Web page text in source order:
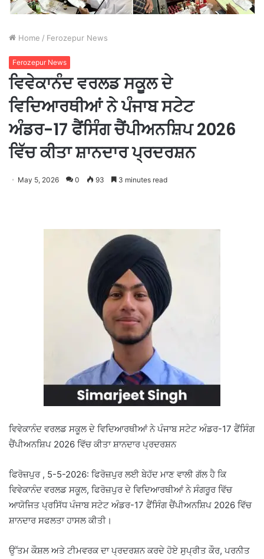
Home / Ferozepur News
Ferozepur News
ਵਿਵੇਕਾਨੰਦ ਵਰਲਡ ਸਕੂਲ ਦੇ
ਵਿਦਿਆਰਥੀਆਂ ਨੇ ਪੰਜਾਬ ਸਟੇਟ
ਅੰਡਰ-17 ਫੈਂਸਿੰਗ ਚੈਂਪੀਅਨਸ਼ਿਪ 2026
ਵਿੱਚ ਕੀਤਾ ਸ਼ਾਨਦਾਰ ਪ੍ਰਦਰਸ਼ਨ
May 5, 2026 0 93 3 minutes read
ਵਿਵੇਕਾਨੰਦ ਵਰਲਡ ਸਕੂਲ ਦੇ ਵਿਦਿਆਰਥੀਆਂ ਨੇ ਪੰਜਾਬ ਸਟੇਟ ਅੰਡਰ-17 ਫੈਂਸਿੰਗ
ਚੈਂਪੀਅਨਸ਼ਿਪ 2026 ਵਿੱਚ ਕੀਤਾ ਸ਼ਾਨਦਾਰ ਪ੍ਰਦਰਸ਼ਨ
ਫਿਰੋਜ਼ਪੁਰ , 5-5-2026: ਫਿਰੋਜ਼ਪੁਰ ਲਈ ਬੇਹੱਦ ਮਾਣ ਵਾਲੀ ਗੱਲ ਹੈ ਕਿ
ਵਿਵੇਕਾਨੰਦ ਵਰਲਡ ਸਕੂਲ, ਫਿਰੋਜ਼ਪੁਰ ਦੇ ਵਿਦਿਆਰਥੀਆਂ ਨੇ ਸੰਗਰੂਰ ਵਿੱਚ
ਆਯੋਜਿਤ ਪ੍ਰਸਿੱਧ ਪੰਜਾਬ ਸਟੇਟ ਅੰਡਰ-17 ਫੈਂਸਿੰਗ ਚੈਂਪੀਅਨਸ਼ਿਪ 2026 ਵਿੱਚ
ਸ਼ਾਨਦਾਰ ਸਫਲਤਾ ਹਾਸਲ ਕੀਤੀ।
ਉੱਤਮ ਕੌਸ਼ਲ ਅਤੇ ਟੀਮਵਰਕ ਦਾ ਪ੍ਰਦਰਸ਼ਨ ਕਰਦੇ ਹੋਏ ਸੁਪ੍ਰੀਤ ਕੌਰ, ਪਰਨੀਤ